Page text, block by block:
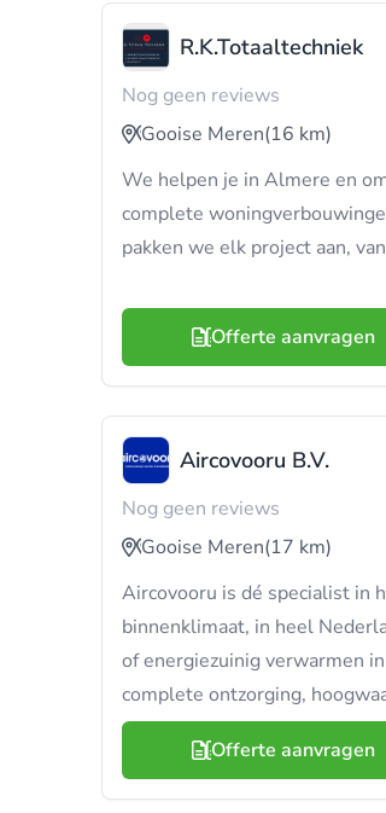
R.K.Totaaltechniek
Nog geen reviews
Gooise Meren(16 km)
We helpen je in Almere en
complete
pakken we elk project aan,
Offerte aanvragen
Aircovooru B.V.
Nog geen reviews
Gooise Meren(17 km)
Aircovooru is dé specialist in
binnenklimaat, in heel
of energiezuinig verwarmen
complete ontzorging,
Offerte aanvragen